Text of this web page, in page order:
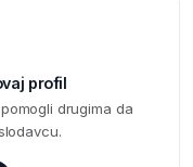
profil
drugima da